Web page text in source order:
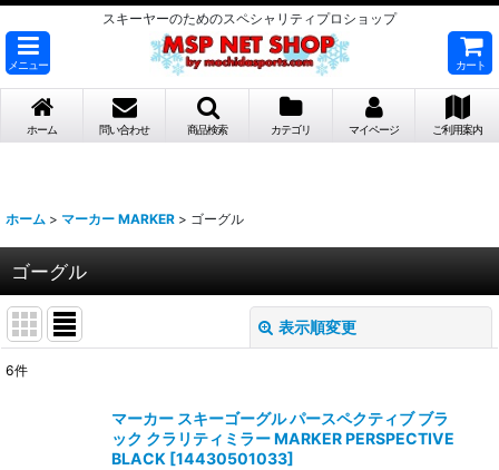
スキーヤーのためのスペシャリティプロショップ
メニュー カート
ホーム 問い合わせ 商品検索 カテゴリ マイページ ご利用案内
ホーム > マーカー MARKER > ゴーグル
ゴーグル
表示順変更
6件
マーカー スキーゴーグル パースペクティブ ブラ
ック クラリティミラー MARKER PERSPECTIVE
BLACK [14430501033]